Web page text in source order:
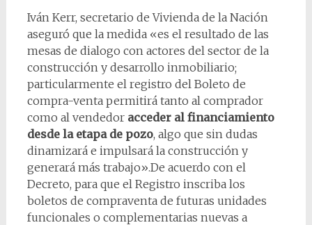
Iván Kerr, secretario de Vivienda de la Nación
aseguró que la medida «es el resultado de las
mesas de dialogo con actores del sector de la
construcción y desarrollo inmobiliario;
particularmente el registro del Boleto de
compra-venta permitirá tanto al comprador
como al vendedor acceder al financiamiento
desde la etapa de pozo, algo que sin dudas
dinamizará e impulsará la construcción y
generará más trabajo».De acuerdo con el
Decreto, para que el Registro inscriba los
boletos de compraventa de futuras unidades
funcionales o complementarias nuevas a